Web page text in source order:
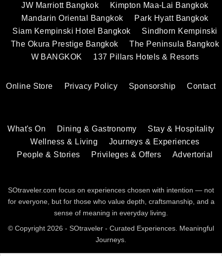
JW Marriott Bangkok
Kimpton Maa-Lai Bangkok
Mandarin Oriental Bangkok
Park Hyatt Bangkok
Siam Kempinski Hotel Bangkok
Sindhorn Kempinski
The Okura Prestige Bangkok
The Peninsula Bangkok
W BANGKOK
137 Pillars Hotels & Resorts
Online Store Privacy Policy Sponsorship Contact
What's On Dining & Gastronomy
Stay & Hospitality
Wellness & Living
Journeys & Experiences
People & Stories
Privileges & Offers Advertorial
SOtraveler.com focus on experiences chosen with intention — not
for everyone, but for those who value depth, craftsmanship, and a
sense of meaning in everyday living.
© Copyright 2026 - SOtraveler - Curated Experiences. Meaningful
Journeys.